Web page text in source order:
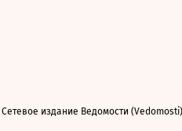
Сетевое издание Ведомости (Vedomosti)